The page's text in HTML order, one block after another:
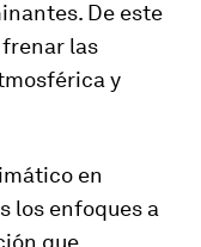
De este
las
y
en
los enfoques a
que